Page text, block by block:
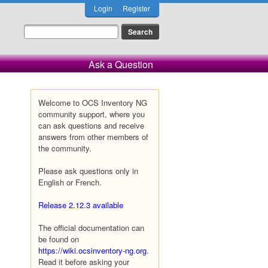
Login Register
Ask a Question
Welcome to OCS Inventory NG
community support, where you
can ask questions and receive
answers from other members of
the community.
Please ask questions only in
English or French.
Release 2.12.3 available
The official documentation can
be found on
https://wiki.ocsinventory-ng.org.
Read it before asking your